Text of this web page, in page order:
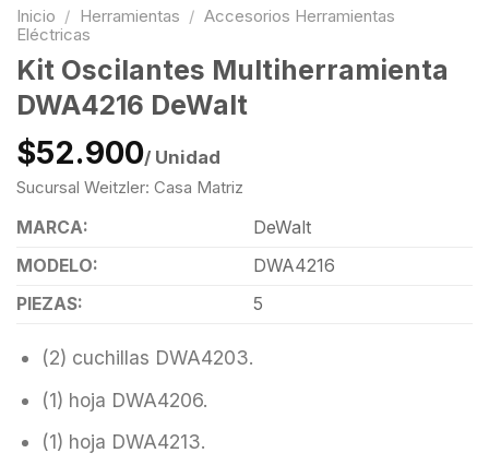
Inicio / Herramientas / Accesorios Herramientas
Eléctricas
Kit Oscilantes Multiherramienta
DWA4216 DeWalt
$52.900/ Unidad
Sucursal Weitzler: Casa Matriz
MARCA:
DeWalt
MODELO:
DWA4216
PIEZAS:
5
(2) cuchillas DWA4203.
(1) hoja DWA4206.
(1) hoja DWA4213.